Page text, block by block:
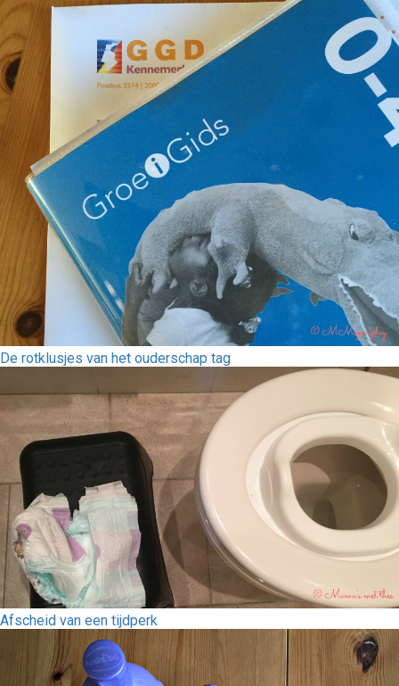
De rotklusjes van het ouderschap tag
Afscheid van een tijdperk